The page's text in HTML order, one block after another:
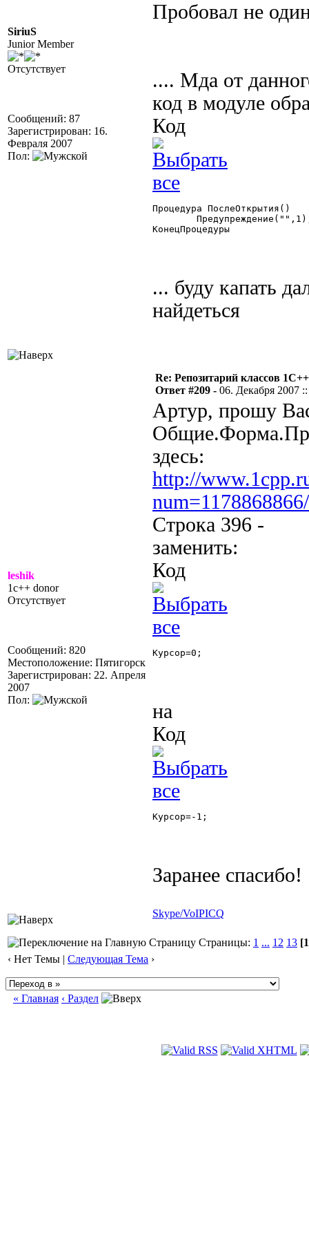
SiriuS
Junior Member
Отсутствует
Сообщений: 87
Зарегистрирован: 16.
Февраля 2007
Пол:
Пробовал не
.... Мда от
код в модуле
Код
Процедура ПослеОткрытия()
КонецПроцедуры
... буду капать
найдеться
leshik
1c++ donor
Отсутствует
Сообщений: 820
Местоположение: Пятигорск
Зарегистрирован: 22. Апреля
2007
Пол:
Re: Репозитарий классов
Ответ #209 - 06. Декабря 2007
Артур, прошу
здесь:
http://
Строка 396 -
заменить:
Код
Курсор=0;
на
Код
Курсор=-1;
Заранее спасибо!
Skype/VoIPICQ
Страницы: 1 ... 12 13
‹ Нет Темы | Следующая Тема ›
« Главная ‹ Раздел